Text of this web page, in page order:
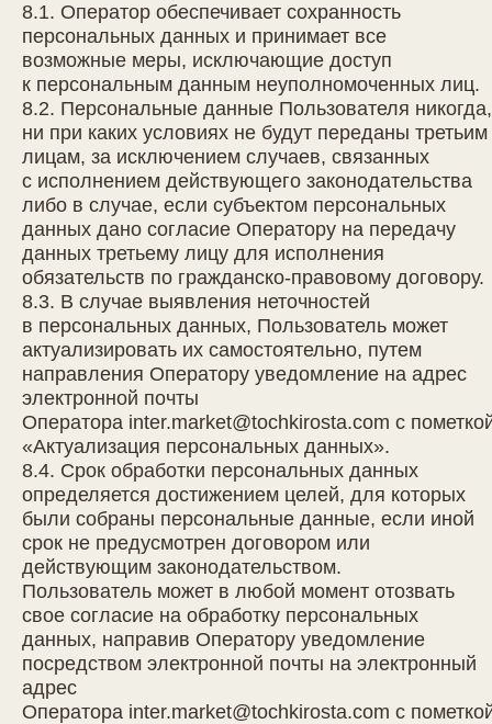
8.1. Оператор обеспечивает сохранность
персональных данных и принимает все
возможные меры, исключающие доступ
к персональным данным неуполномоченных лиц.
8.2. Персональные данные Пользователя никогда,
ни при каких условиях не будут переданы третьим
лицам, за исключением случаев, связанных
с исполнением действующего законодательства
либо в случае, если субъектом персональных
данных дано согласие Оператору на передачу
данных третьему лицу для исполнения
обязательств по гражданско-правовому договору.
8.3. В случае выявления неточностей
в персональных данных, Пользователь может
актуализировать их самостоятельно, путем
направления Оператору уведомление на адрес
электронной почты
Оператора inter.market@tochkirosta.com с
«Актуализация персональных данных».
8.4. Срок обработки персональных данных
определяется достижением целей, для которых
были собраны персональные данные, если иной
срок не предусмотрен договором или
действующим законодательством.
Пользователь может в любой момент отозвать
свое согласие на обработку персональных
данных, направив Оператору уведомление
посредством электронной почты на электронный
адрес
Оператора inter.market@tochkirosta.com с